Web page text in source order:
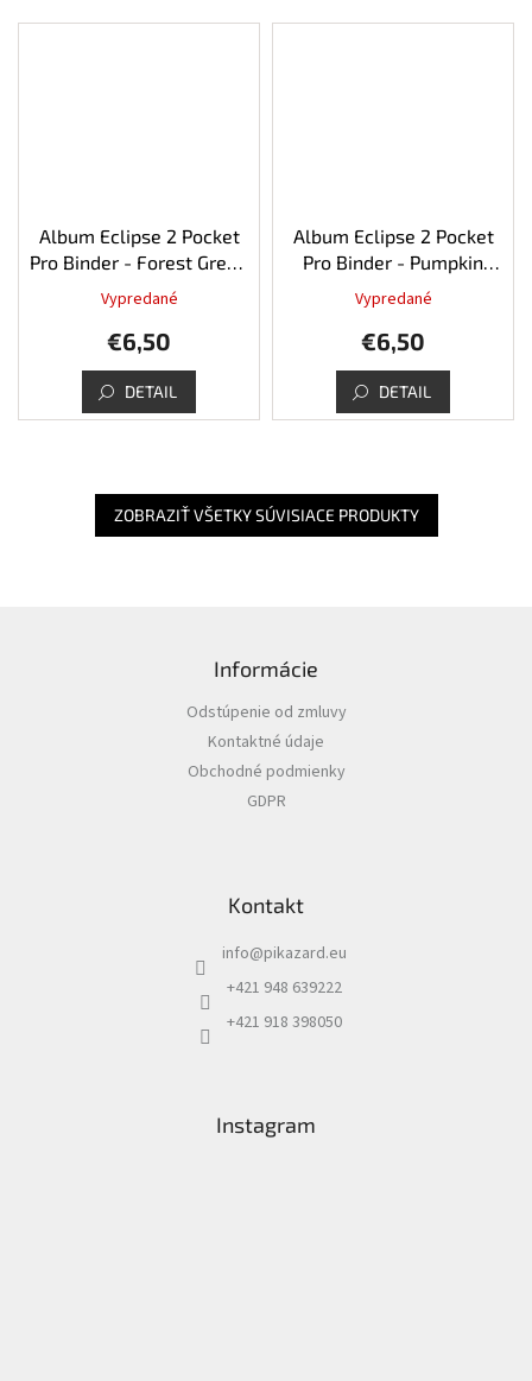
Album Eclipse 2 Pocket
Pro Binder - Forest Green
80
Vypredané
€6,50
DETAIL
Album Eclipse 2 Pocket
Pro Binder - Pumpkin
Orange 80
Vypredané
€6,50
DETAIL
ZOBRAZIŤ VŠETKY SÚVISIACE PRODUKTY
Informácie
Odstúpenie od zmluvy
Kontaktné údaje
Obchodné podmienky
GDPR
Kontakt
info@pikazard.eu
+421 948 639222
+421 918 398050
Instagram